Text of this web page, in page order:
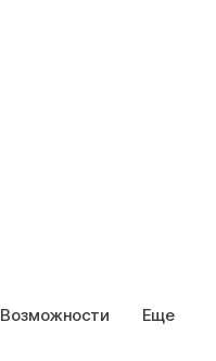
Возможности Еще